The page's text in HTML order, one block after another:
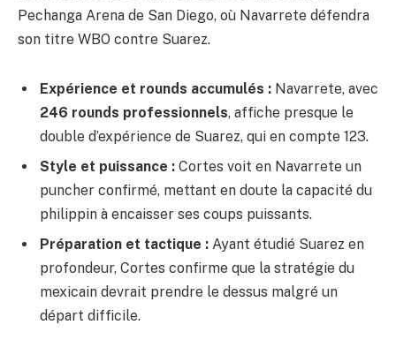
Pechanga Arena de San Diego, où Navarrete défendra
son titre WBO contre Suarez.
Expérience et rounds accumulés : Navarrete, avec
246 rounds professionnels, affiche presque le
double d’expérience de Suarez, qui en compte 123.
Style et puissance : Cortes voit en Navarrete un
puncher confirmé, mettant en doute la capacité du
philippin à encaisser ses coups puissants.
Préparation et tactique : Ayant étudié Suarez en
profondeur, Cortes confirme que la stratégie du
mexicain devrait prendre le dessus malgré un
départ difficile.